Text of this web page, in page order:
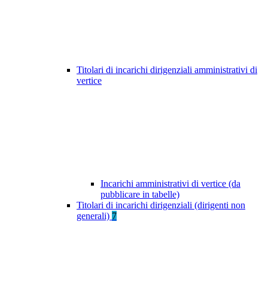
Titolari di incarichi dirigenziali amministrativi di
vertice
Incarichi amministrativi di vertice (da
pubblicare in tabelle)
Titolari di incarichi dirigenziali (dirigenti non
generali) 7